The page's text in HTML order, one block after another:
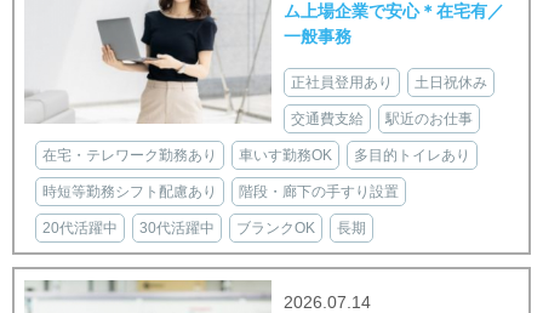
ム上場企業で安心＊在宅有／
一般事務
正社員登用あり 土日祝休み
交通費支給 駅近のお仕事
在宅・テレワーク勤務あり 車いす勤務OK 多目的トイレあり
時短等勤務シフト配慮あり 階段・廊下の手すり設置
20代活躍中 30代活躍中 ブランクOK 長期
2026.07.14